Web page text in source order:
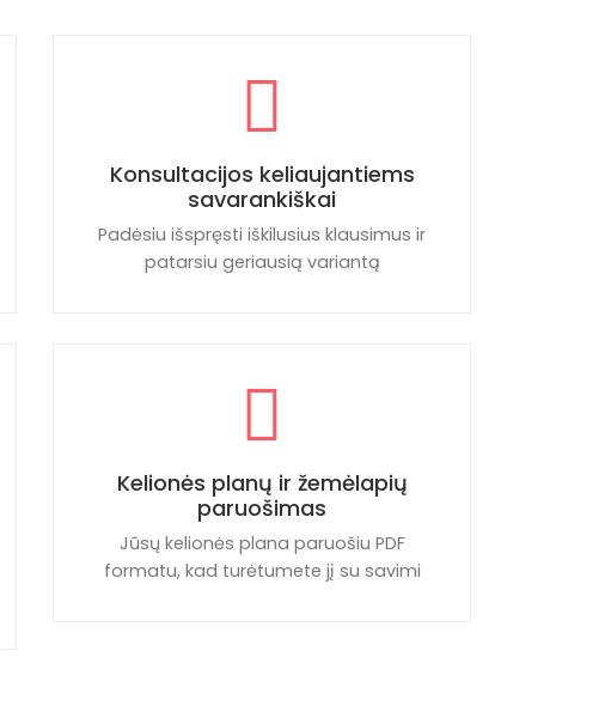
Konsultacijos keliaujantiems
savarankiškai
Padėsiu išspręsti iškilusius klausimus ir
patarsiu geriausią variantą
Kelionės planų ir žemėlapių
paruošimas
Jūsų kelionės plana paruošiu PDF
formatu, kad turėtumete jį su savimi